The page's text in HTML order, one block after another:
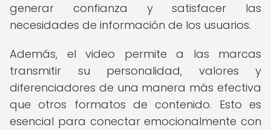
generar confianza y satisfacer las
necesidades de información de los usuarios.
Además, el video permite a las marcas
transmitir su personalidad, valores y
diferenciadores de una manera más efectiva
que otros formatos de contenido. Esto es
esencial para conectar emocionalmente con